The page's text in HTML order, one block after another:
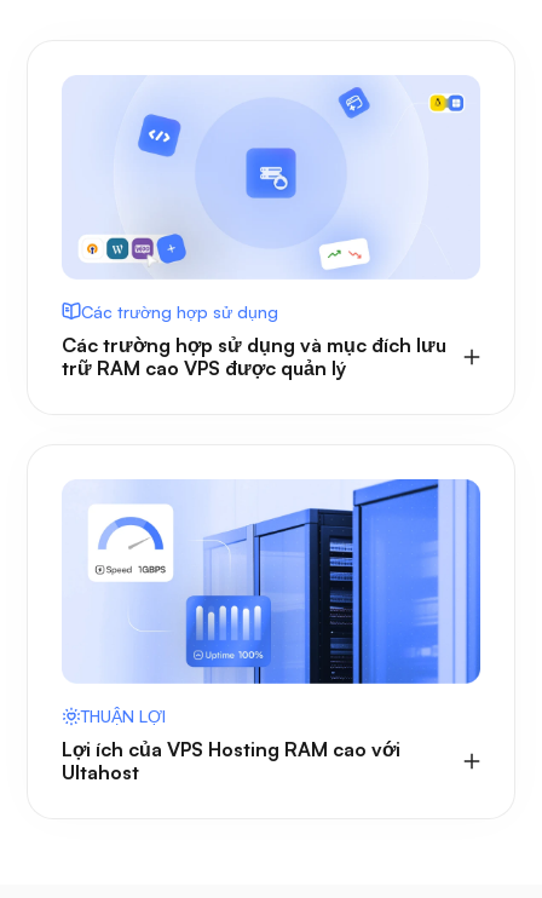
Các trường hợp sử dụng
Các trường hợp sử dụng và mục đích lưu
trữ RAM cao VPS được quản lý
THUẬN LỢI
Lợi ích của VPS Hosting RAM cao với
Ultahost